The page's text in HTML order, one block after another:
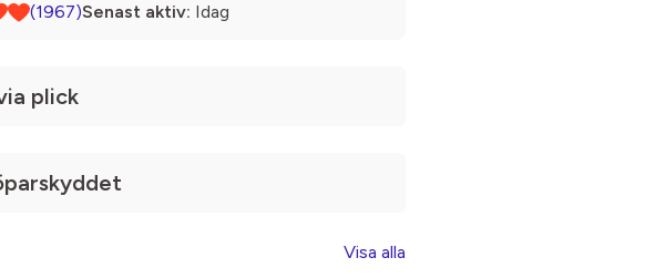
(1967)Senast aktiv: Idag
plick
Visa alla